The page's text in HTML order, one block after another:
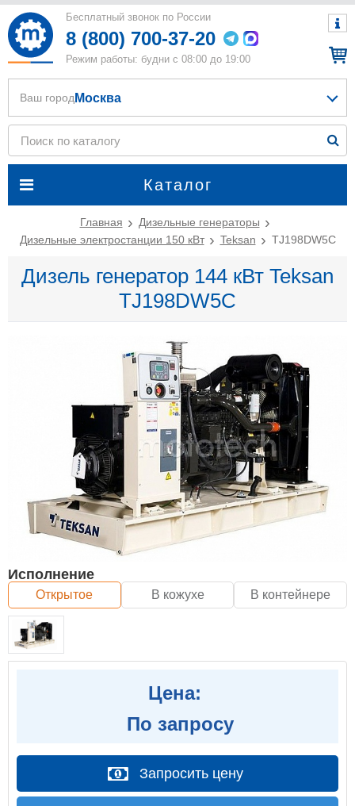
Бесплатный звонок по России
8 (800) 700-37-20
Режим работы: будни с 08:00 до 19:00
Каталог
Ваш город Москва
Главная
Дизельные генераторы
Дизельные электростанции 150 кВт
Teksan TJ198DW5C
Дизель генератор 144 кВт Teksan
TJ198DW5C
Исполнение
Открытое В кожухе В контейнере
Цена:
По запросу
Запросить цену